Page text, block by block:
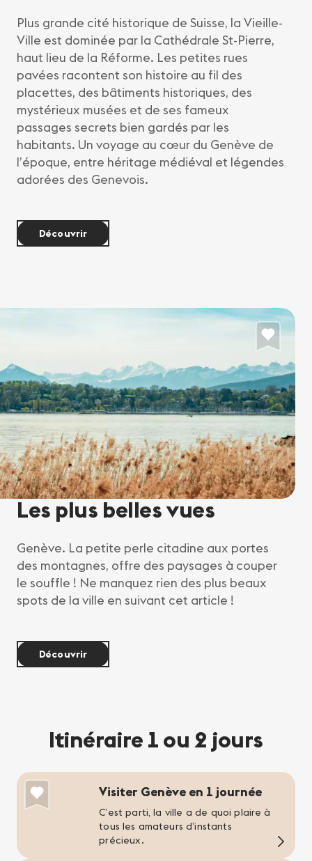
Plus grande cité historique de Suisse, la Vieille-
Ville est dominée par la Cathédrale St-Pierre,
haut lieu de la Réforme. Les petites rues
pavées racontent son histoire au fil des
placettes, des bâtiments historiques, des
mystérieux musées et de ses fameux
passages secrets bien gardés par les
habitants. Un voyage au cœur du Genève de
l’époque, entre héritage médiéval et légendes
adorées des Genevois.
Découvrir
Les plus belles vues
Genève. La petite perle citadine aux portes
des montagnes, offre des paysages à couper
le souffle ! Ne manquez rien des plus beaux
spots de la ville en suivant cet article !
Découvrir
Itinéraire 1 ou 2 jours
Visiter Genève en 1 journée
C’est parti, la ville a de quoi plaire à
tous les amateurs d’instants
précieux.